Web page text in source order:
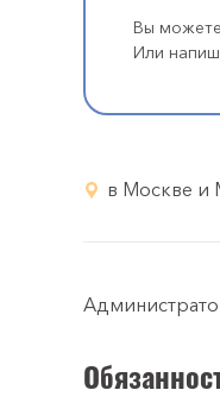
Вы
Или
в Москве